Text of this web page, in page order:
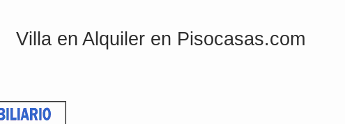
Villa en Alquiler en Pisocasas.com